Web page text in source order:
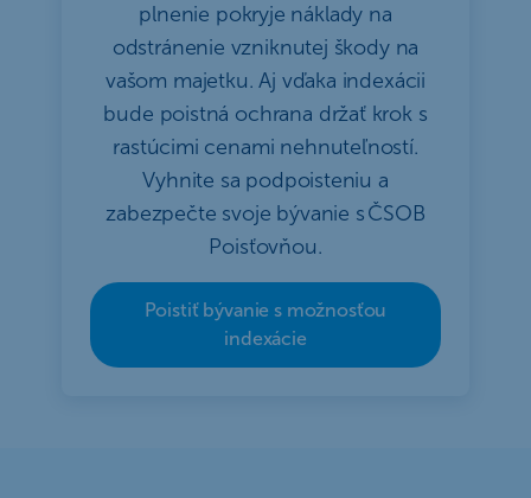
plnenie pokryje náklady na
odstránenie vzniknutej škody na
vašom majetku. Aj vďaka indexácii
bude poistná ochrana držať krok s
rastúcimi cenami nehnuteľností.
Vyhnite sa podpoisteniu a
zabezpečte svoje bývanie s ČSOB
Poisťovňou.
Poistiť bývanie s možnosťou
indexácie